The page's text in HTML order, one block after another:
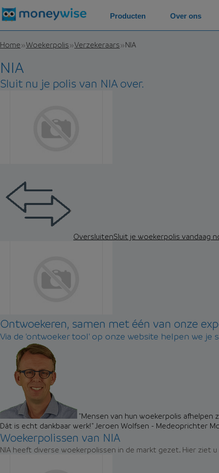
Home Woekerpolis Verzekeraars NIA
NIA
Sluit nu je polis van NIA over.
OversluitenSluit je woekerpolis vandaag
Ontwoekeren, samen met één van onze
Via de 'ontwoeker tool' op onze website helpen we je
"Mensen van hun woekerpolis
Dát is echt dankbaar werk!"Jeroen Wolfsen - Medeoprichter
Woekerpolissen van NIA
NIA heeft diverse woekerpolissen in de markt gezet. Hier ziet
Producten Over ons